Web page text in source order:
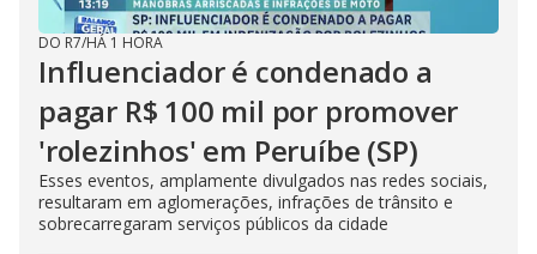
DO R7/HÁ 1 HORA
Influenciador é condenado a
pagar R$ 100 mil por promover
'rolezinhos' em Peruíbe (SP)
Esses eventos, amplamente divulgados nas redes sociais,
resultaram em aglomerações, infrações de trânsito e
sobrecarregaram serviços públicos da cidade